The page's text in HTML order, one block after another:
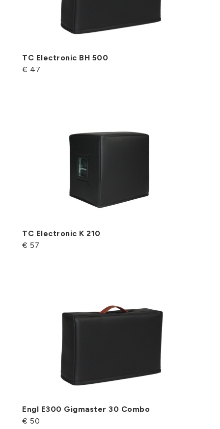
TC Electronic BH 500
€ 47
TC Electronic K 210
€ 57
Engl E300 Gigmaster 30 Combo
€ 50